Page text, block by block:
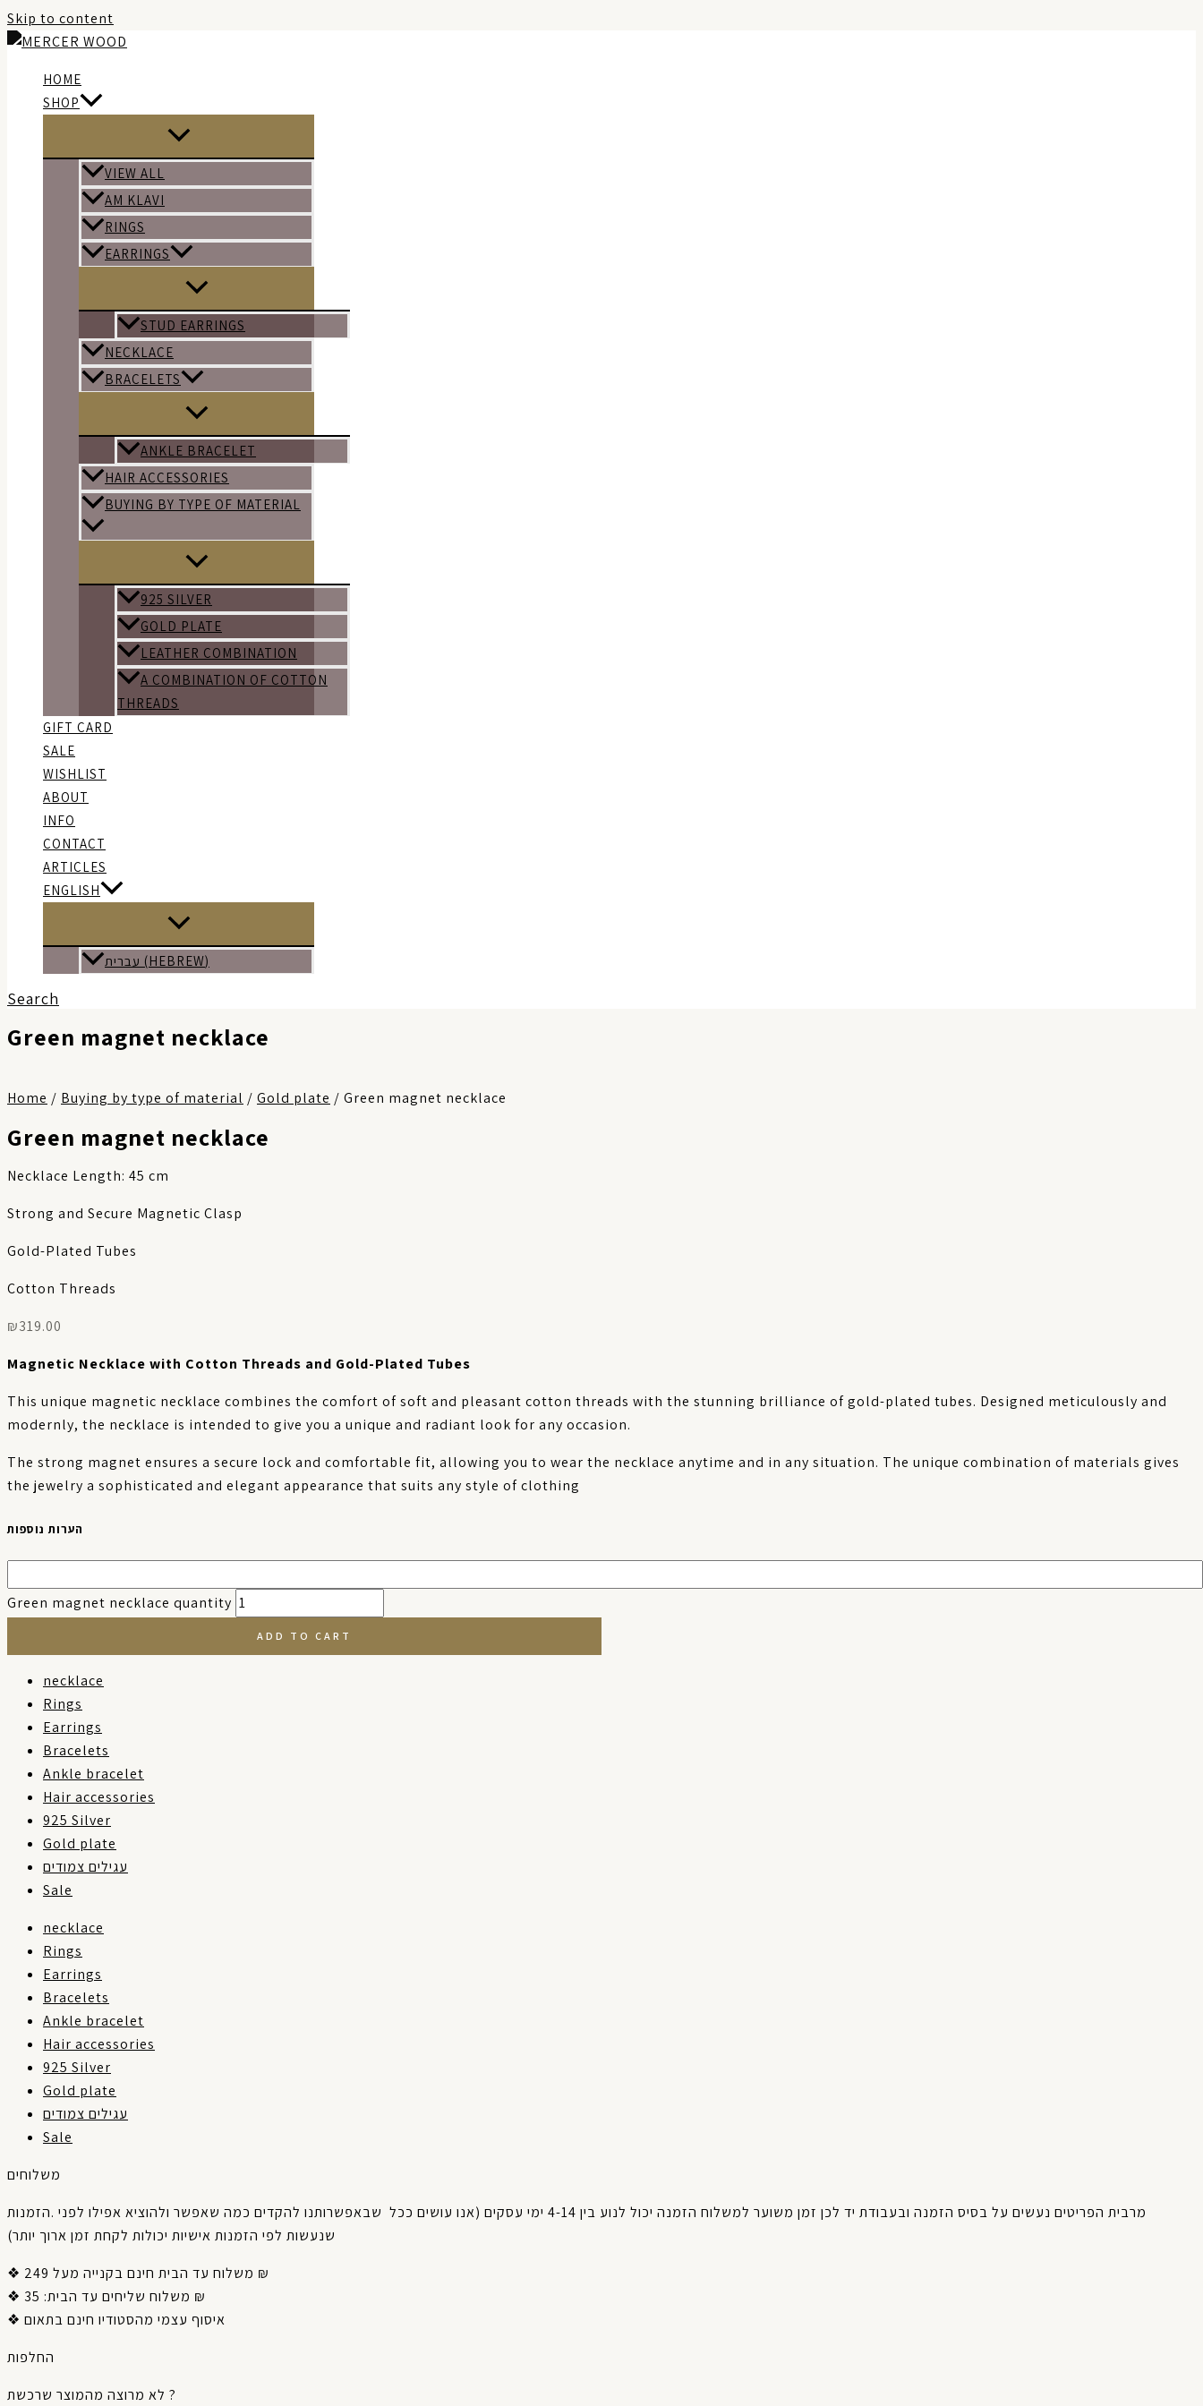
Skip to content
HOME
SHOP
VIEW ALL
AM KLAVI
RINGS
EARRINGS
STUD EARRINGS
NECKLACE
BRACELETS
ANKLE BRACELET
HAIR ACCESSORIES
BUYING BY TYPE OF MATERIAL
925 SILVER
GOLD PLATE
LEATHER COMBINATION
A COMBINATION OF COTTON
THREADS
GIFT CARD
SALE
WISHLIST
ABOUT
INFO
CONTACT
ARTICLES
ENGLISH
עברית (HEBREW)
Search
Green magnet necklace
Home / Buying by type of material / Gold plate / Green magnet necklace
Green magnet necklace
Necklace Length: 45 cm
Strong and Secure Magnetic Clasp
Gold-Plated Tubes
Cotton Threads
₪319.00
Magnetic Necklace with Cotton Threads and Gold-Plated Tubes
This unique magnetic necklace combines the comfort of soft and pleasant cotton threads with the stunning brilliance of gold-plated tubes. Designed meticulously and
modernly, the necklace is intended to give you a unique and radiant look for any occasion.
The strong magnet ensures a secure lock and comfortable fit, allowing you to wear the necklace anytime and in any situation. The unique combination of materials gives
the jewelry a sophisticated and elegant appearance that suits any style of clothing
הערות נוספות
Green magnet necklace quantity
ADD TO CART
necklace
Rings
Earrings
Bracelets
Ankle bracelet
Hair accessories
925 Silver
Gold plate
עגילים צמודים
Sale
necklace
Rings
Earrings
Bracelets
Ankle bracelet
Hair accessories
925 Silver
Gold plate
עגילים צמודים
Sale
משלוחים
מרבית הפריטים נעשים על בסיס הזמנה ובעבודת יד לכן זמן משוער למשלוח הזמנה יכול לנוע בין ימי עסקים (אנו עושים ככל שבאפשרותנו להקדים כמה שאפשר ולהוציא אפילו לפני .הזמנות
שנעשות לפי הזמנות אישיות יכולות לקחת זמן ארוך יותר)
❖ משלוח עד הבית חינם בקנייה מעל 249 ₪
❖ משלוח שליחים עד הבית: 35 ₪
❖ איסוף עצמי מהסטודיו חינם בתאום
החלפות
לא מרוצה מהמוצר שרכשת ?